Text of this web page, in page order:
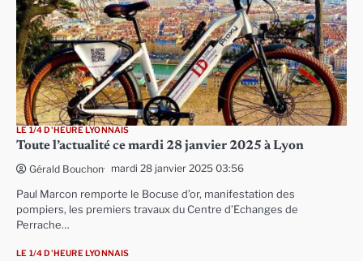
LE 1/4 D'HEURE LYONNAIS
Toute l’actualité ce mardi 28 janvier 2025 à Lyon
Gérald Bouchon mardi 28 janvier 2025 03:56
Paul Marcon remporte le Bocuse d’or, manifestation des
pompiers, les premiers travaux du Centre d’Echanges de
Perrache…
LE 1/4 D'HEURE LYONNAIS